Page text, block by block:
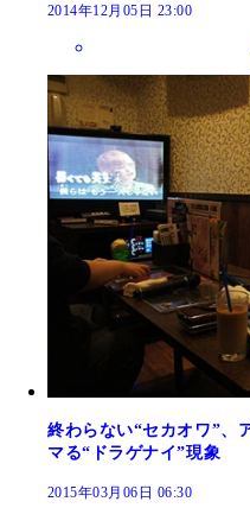
2014年12月05日 23:00
終わらない“セカオワ”、
マる“ドラゲナイ”現象
2015年03月06日 06:30